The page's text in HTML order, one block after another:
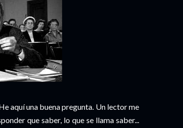
aquí una buena pregunta. Un lector me
que saber, lo que se llama saber...